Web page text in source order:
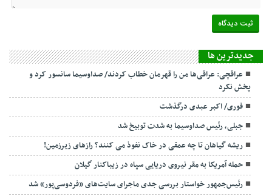
جديدترين ها
عراقچی: عراقی‌ها من را قهرمان خطاب کردند/ صداوسیما سانسور کرد و
پخش نکرد
فوری/ اکبر عبدی درگذشت
جبلی، رئیس صداوسیما به شدت توبیخ شد
ریشه گیاهان تا چه عمقی در خاک نفوذ می کنند؟ رازهای زیرزمین!
حمله آمریکا به مقر نیروی دریایی سپاه در زیباکنار گیلان
رئیس‌جمهور خواستار بررسی جدی ماجرای سایت‌های «فردوسی‌پور» شد